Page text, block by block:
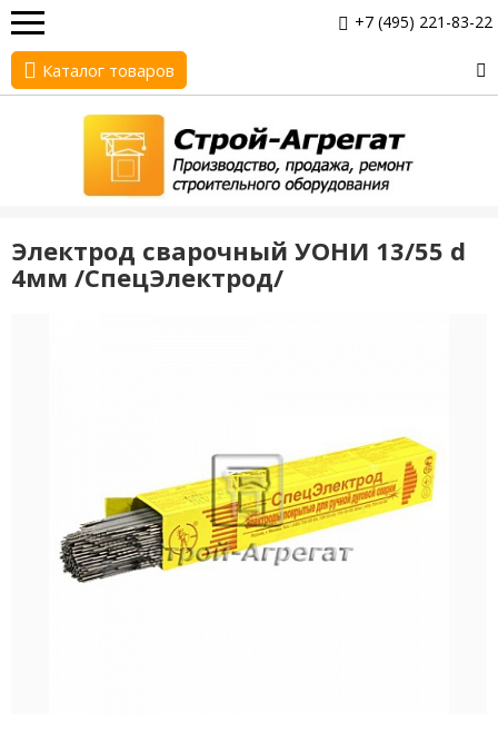
+7 (495) 221-83-22
Каталог товаров
Электрод сварочный УОНИ 13/55 d
4мм /СпецЭлектрод/